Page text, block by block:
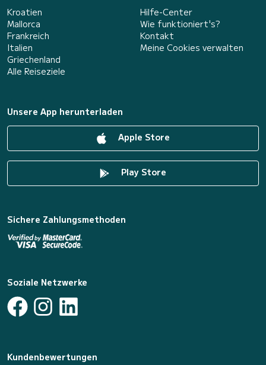
Kroatien
Mallorca
Frankreich
Italien
Griechenland
Alle Reiseziele
Hilfe-Center
Wie funktioniert's?
Kontakt
Meine Cookies verwalten
Unsere App herunterladen
Apple Store
Play Store
Sichere Zahlungsmethoden
Soziale Netzwerke
Kundenbewertungen